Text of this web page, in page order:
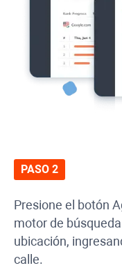
PASO 2
Presione el botón
motor de
ubicación,
calle.